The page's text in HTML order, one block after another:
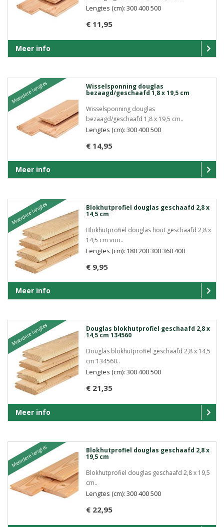
€ 11,95
Lengtes (cm): 300 400 500
Meer info
Meerdere lengtes Wisselsponning douglas
bezaagd/geschaafd 1,8 x 19,5 cm
Wisselsponning douglas
bezaagd/geschaafd 1,8 x 19,5 cm..
€ 14,95
Lengtes (cm): 300 400 500
Meer info
Meerdere lengtes Blokhutprofiel douglas geschaafd 2,8 x
14,5 cm
Blokhutprofiel douglas hout geschaafd 2,8 x
14,5 cm voo..
€ 9,95
Lengtes (cm): 180 200 300 360 400
Meer info
Meerdere lengtes Douglas blokhutprofiel geschaafd 2,8 x
14,5 cm 134560
Douglas blokhutprofiel geschaafd 2,8 x 14,5
cm 134560..
€ 21,35
Lengtes (cm): 300 400 500
Meer info
Meerdere lengtes Blokhutprofiel douglas geschaafd 2,8 x
19,5 cm
Blokhutprofiel douglas geschaafd 2,8 x 19,5
cm..
€ 22,95
Lengtes (cm): 300 400 500